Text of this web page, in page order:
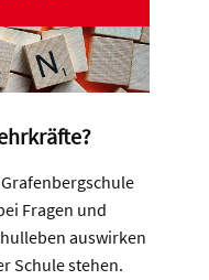
Fragen und
auswirken
Schule stehen.